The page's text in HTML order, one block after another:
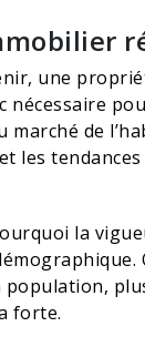
une
nécessaire
de
les tendances
la
forte.